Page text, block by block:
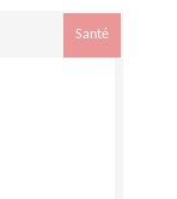
Santé